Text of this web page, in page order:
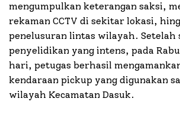
mengumpulkan keterangan saksi,
rekaman CCTV di sekitar lokasi,
penelusuran lintas wilayah. Setelah
penyelidikan yang intens, pada
hari, petugas berhasil
kendaraan pickup yang digunakan
wilayah Kecamatan Dasuk.